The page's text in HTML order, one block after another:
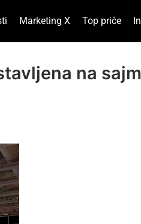
Marketing X Top priče
na